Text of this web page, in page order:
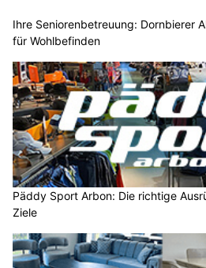
Ihre Seniorenbetreuung: Dornbierer
für Wohlbefinden
Päddy Sport Arbon: Die richtige
Ziele